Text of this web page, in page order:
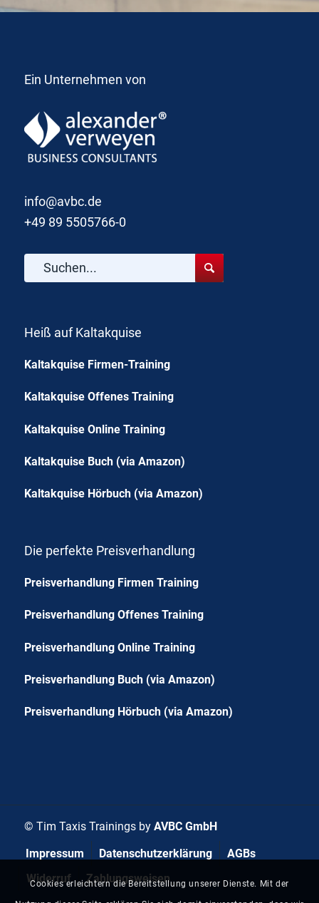
Ein Unternehmen von
info@avbc.de
+49 89 5505766-0
Heiß auf Kaltakquise
Kaltakquise Firmen-Training
Kaltakquise Offenes Training
Kaltakquise Online Training
Kaltakquise Buch (via Amazon)
Kaltakquise Hörbuch (via Amazon)
Die perfekte Preisverhandlung
Preisverhandlung Firmen Training
Preisverhandlung Offenes Training
Preisverhandlung Online Training
Preisverhandlung Buch (via Amazon)
Preisverhandlung Hörbuch (via Amazon)
© Tim Taxis Trainings by AVBC GmbH
Impressum
Datenschutzerklärung
AGBs
Widerruf
Zahlungsweisen
Cookies erleichtern die Bereitstellung unserer Dienste. Mit der